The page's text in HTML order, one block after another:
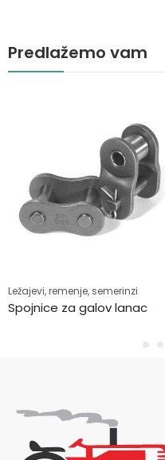
Predlažemo vam
Ležajevi, remenje, semerinzi
Spojnice za galov lanac